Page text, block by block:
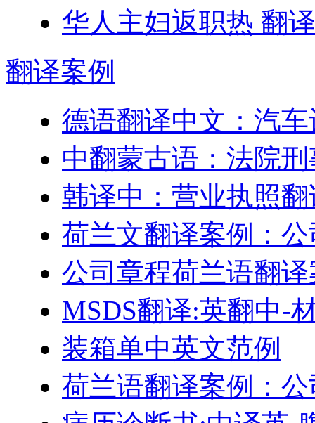
华人主妇返职热 翻
翻译案例
德语翻译中文：汽
中翻蒙古语：法院
韩译中：营业执照翻
荷兰文翻译案例：
公司章程荷兰语翻
MSDS翻译:英翻中-
装箱单中英文范例
荷兰语翻译案例：